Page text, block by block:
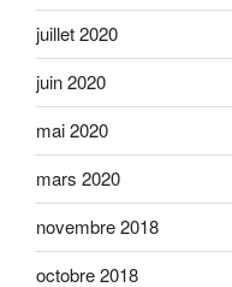
juillet 2020
juin 2020
mai 2020
mars 2020
novembre 2018
octobre 2018